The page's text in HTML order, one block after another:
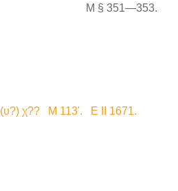
M § 351—353.
χ?? M 113'. E II 1671.